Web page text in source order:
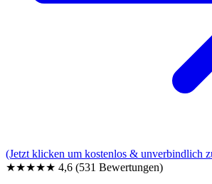
(Jetzt klicken um kostenlos & unverbindlich
★★★★★ 4,6 (531 Bewertungen)